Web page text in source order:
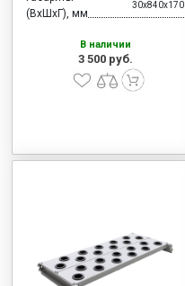
(ВхШхГ), мм
30x840x170
В наличии
3 500 руб.